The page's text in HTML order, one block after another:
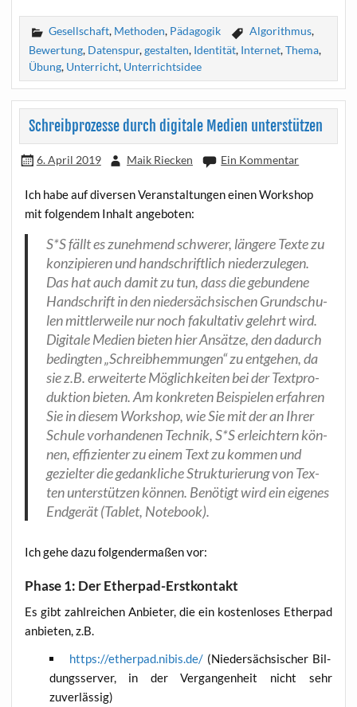
Gesellschaft, Methoden, Pädagogik Algorithmus,
Bewertung, Datenspur,gestalten, Identität, Internet,Thema,
Übung, Unterricht, Unterrichtsidee
Schreibprozesse durch digitale Medien unterstützen
6. April 2019 Maik Riecken Ein Kommentar
Ich habe auf diver­sen Ver­an­stal­tun­gen einen Work­shop
mit fol­gen­dem Inhalt angeboten:
S*S fällt es zuneh­mend schwe­rer, län­ge­re Tex­te zu
kon­zi­pie­ren und hand­schrift­lich nie­der­zu­le­gen.
Das hat auch damit zu tun, dass die gebun­de­ne
Hand­schrift in den nie­der­säch­si­schen Grund­schu­
len mitt­ler­wei­le nur noch fakul­ta­tiv gelehrt wird.
Digi­ta­le Medi­en bie­ten hier Ansät­ze, den dadurch
beding­ten „Schreib­hem­mun­gen“ zu ent­ge­hen, da
sie z.B. erwei­ter­te Mög­lich­kei­ten bei der Text­pro­
duk­ti­on bie­ten. Am kon­kre­ten Bei­spie­len erfah­ren
Sie in die­sem Work­shop, wie Sie mit der an Ihrer
Schu­le vor­han­de­nen Tech­nik, S*S erleich­tern kön­
nen, effi­zi­en­ter zu einem Text zu kom­men und
geziel­ter die gedank­li­che Struk­tu­rie­rung von Tex­
ten unter­stüt­zen kön­nen. Benö­tigt wird ein eige­nes
End­ge­rät (Tablet, Notebook).
Ich gehe dazu fol­gen­der­ma­ßen vor:
Phase 1: Der Etherpad-Erstkontakt
Es gibt zahl­rei­chen Anbie­ter, die ein kos­ten­lo­ses Ether­pad
anbie­ten, z.B.
https://etherpad.nibis.de/(Nie­der­säch­si­scher Bil­
dungs­ser­ver, in der Ver­gan­gen­heit nicht sehr
zuverlässig)